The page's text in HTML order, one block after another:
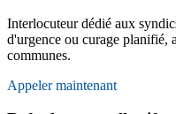
Interlocuteur dédié aux
d'urgence ou curage planifié,
communes.
Appeler maintenant